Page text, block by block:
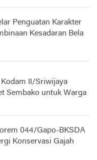
Penguatan Karakter
Kesadaran Bela
Kodam II/Sriwijaya
Sembako untuk Warga
044/Gapo-BKSDA
Konservasi Gajah